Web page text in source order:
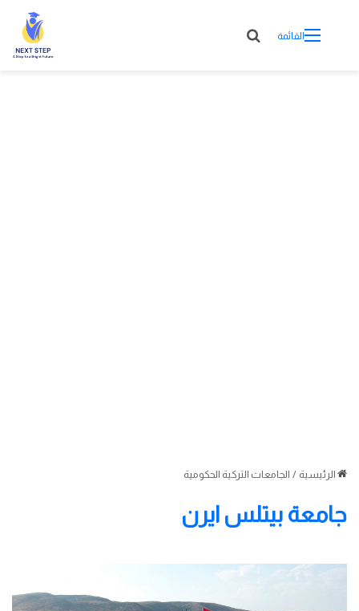
القائمة
الرئيسية / الجامعات التركية الحكومية
جامعة بيتلس ايرن